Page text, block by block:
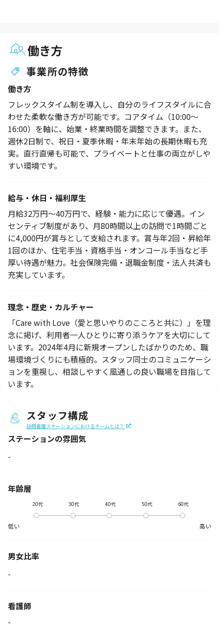
働き方
事業所の特徴
働き方
フレックスタイム制を導入し、自分のライフスタイルに合
わせた柔軟な働き方が可能です。コアタイム（10:00～
16:00）を軸に、始業・終業時間を調整できます。また、
週休2日制で、祝日・夏季休暇・年末年始の長期休暇も充
実。直行直帰も可能で、プライベートと仕事の両立がしや
すい環境です。
給与・休日・福利厚生
月給32万円～40万円で、経験・能力に応じて優遇。イン
センティブ制度があり、月80時間以上の訪問で1時間ごと
に4,000円が賞与として支給されます。賞与年2回・昇給年
1回のほか、住宅手当・資格手当・オンコール手当など手
厚い待遇が魅力。社会保険完備・退職金制度・法人共済も
充実しています。
理念・歴史・カルチャー
「Care with Love（愛と思いやりのこころと共に）」を理
念に掲げ、利用者一人ひとりに寄り添うケアを大切にして
います。2024年4月に新規オープンしたばかりのため、職
場環境づくりにも積極的。スタッフ同士のコミュニケーシ
ョンを重視し、相談しやすく風通しの良い職場を目指して
います。
スタッフ構成
訪問看護ステーションにおけるチームとは？
ステーションの雰囲気
-
年齢層
低い
20代 30代 40代 50代 60代
高い
男女比率
-
看護師
-